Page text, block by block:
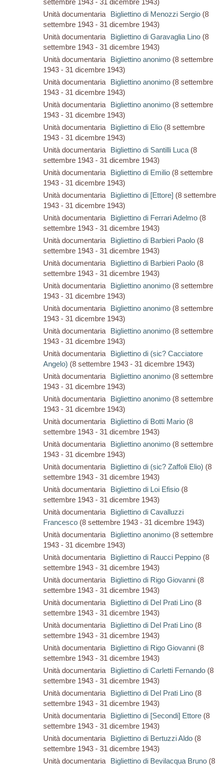
Unità documentaria
Bigliettino di Menozzi Sergio(8
settembre 1943 - 31 dicembre 1943)
Unità documentaria
Bigliettino di Garavaglia Lino(8
settembre 1943 - 31 dicembre 1943)
Unità documentaria
Bigliettino anonimo (8 settembre
1943 - 31 dicembre 1943)
Unità documentaria
Bigliettino anonimo (8 settembre
1943 - 31 dicembre 1943)
Unità documentaria
Bigliettino anonimo (8 settembre
1943 - 31 dicembre 1943)
Unità documentaria
Bigliettino di Elio(8 settembre
1943 - 31 dicembre 1943)
Unità documentaria
Bigliettino di Santilli Luca (8
settembre 1943 - 31 dicembre 1943)
Unità documentaria
Bigliettino di Emilio(8 settembre
1943 - 31 dicembre 1943)
Unità documentaria
Bigliettino di [Ettore] (8 settembre
1943 - 31 dicembre 1943)
Unità documentaria
Bigliettino di Ferrari Adelmo(8
settembre 1943 - 31 dicembre 1943)
Unità documentaria
Bigliettino di Barbieri Paolo (8
settembre 1943 - 31 dicembre 1943)
Unità documentaria
Bigliettino di Barbieri Paolo (8
settembre 1943 - 31 dicembre 1943)
Unità documentaria
Bigliettino anonimo (8 settembre
1943 - 31 dicembre 1943)
Unità documentaria
Bigliettino anonimo (8 settembre
1943 - 31 dicembre 1943)
Unità documentaria
Bigliettino anonimo (8 settembre
1943 - 31 dicembre 1943)
Unità documentaria
Bigliettino di (sic? Cacciatore
Angelo) (8 settembre 1943 - 31 dicembre 1943)
Unità documentaria
Bigliettino anonimo (8 settembre
1943 - 31 dicembre 1943)
Unità documentaria
Bigliettino anonimo (8 settembre
1943 - 31 dicembre 1943)
Unità documentaria
Bigliettino di Botti Mario(8
settembre 1943 - 31 dicembre 1943)
Unità documentaria
Bigliettino anonimo (8 settembre
1943 - 31 dicembre 1943)
Unità documentaria
Bigliettino di (sic? Zaffoli Elio) (8
settembre 1943 - 31 dicembre 1943)
Unità documentaria
Bigliettino di Loi Efisio(8
settembre 1943 - 31 dicembre 1943)
Unità documentaria
Bigliettino di Cavalluzzi
Francesco(8 settembre 1943 - 31 dicembre 1943)
Unità documentaria
Bigliettino anonimo (8 settembre
1943 - 31 dicembre 1943)
Unità documentaria
Bigliettino di Raucci Peppino(8
settembre 1943 - 31 dicembre 1943)
Unità documentaria
Bigliettino di Rigo Giovanni (8
settembre 1943 - 31 dicembre 1943)
Unità documentaria
Bigliettino di Del Prati Lino(8
settembre 1943 - 31 dicembre 1943)
Unità documentaria
Bigliettino di Del Prati Lino(8
settembre 1943 - 31 dicembre 1943)
Unità documentaria
Bigliettino di Rigo Giovanni(8
settembre 1943 - 31 dicembre 1943)
Unità documentaria
Bigliettino di Carletti Fernando(8
settembre 1943 - 31 dicembre 1943)
Unità documentaria
Bigliettino di Del Prati Lino(8
settembre 1943 - 31 dicembre 1943)
Unità documentaria
Bigliettino di [Secondi] Ettore(8
settembre 1943 - 31 dicembre 1943)
Unità documentaria
Bigliettino di Bertuzzi Aldo(8
settembre 1943 - 31 dicembre 1943)
Unità documentaria
Bigliettino di Bevilacqua Bruno(8